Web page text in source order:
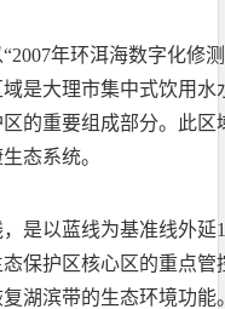
年环洱海数字化修
是大理市集中式饮用
的重要组成部分。此
态系统。
是以蓝线为基准线外延
保护区核心区的重点
湖滨带的生态环境功能